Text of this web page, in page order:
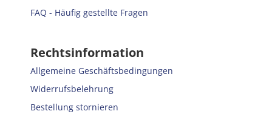
FAQ - Häufig gestellte Fragen
Rechtsinformation
Allgemeine Geschäftsbedingungen
Widerrufsbelehrung
Bestellung stornieren